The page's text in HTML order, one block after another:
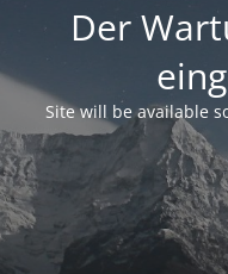
Der
Site will be available